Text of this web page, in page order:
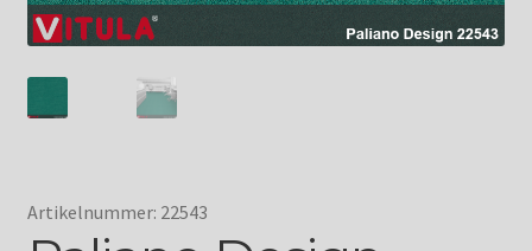
Artikelnummer: 22543